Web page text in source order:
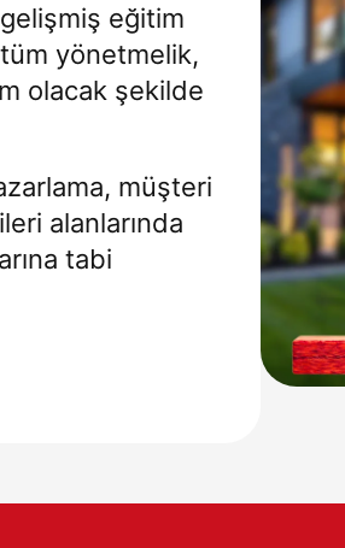
eğitim
yönetmelik,
olacak şekilde
müşteri
alanlarında
tabi